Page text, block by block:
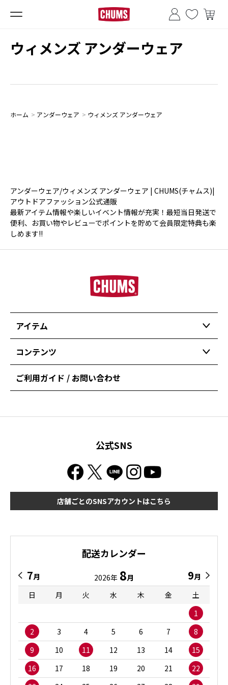
■夏季休業のお知らせ■
ウィメンズ アンダーウェア
ホーム > アンダーウェア > ウィメンズ アンダーウェア
アンダーウェア/ウィメンズ アンダーウェア | CHUMS(チャムス)|
アウトドアファッション公式通販
最新アイテム情報や楽しいイベント情報が充実！最短当日発送で
便利、お買い物やレビューでポイントを貯めて会員限定特典も楽
しめます!!
アイテム
コンテンツ
ご利用ガイド / お問い合わせ
公式SNS
店舗ごとのSNSアカウントはこちら
配送カレンダー
7月 2026年 8月 9月
日
月 火 水 木 金
土
1
2
3 4 5 6 7
8
9
10 11 12 13 14
15
16
17 18 19 20 21
22